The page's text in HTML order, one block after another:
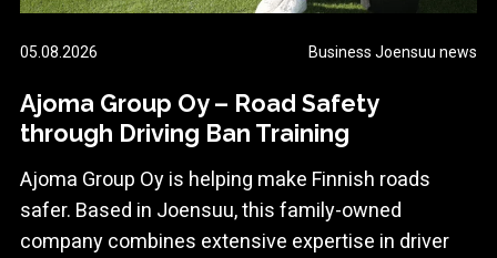
05.08.2026 Business Joensuu news
Ajoma Group Oy – Road Safety
through Driving Ban Training
Ajoma Group Oy is helping make Finnish roads
safer. Based in Joensuu, this family-owned
company combines extensive expertise in driver